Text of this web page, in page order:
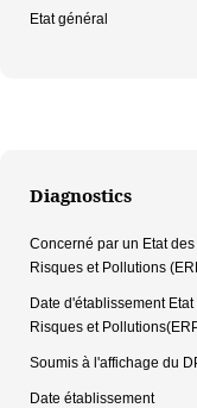
Etat général
Diagnostics
Concerné par un Etat des
Risques et Pollutions
Date d'établissement Etat
Risques et
Soumis à l'affichage du
Date établissement